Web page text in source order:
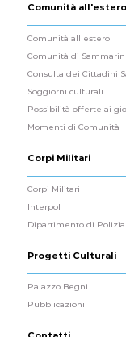
Comunità all'estero
Comunità all'estero
Comunità di
Consulta dei Cittadini
Soggiorni culturali
Possibilità offerte ai
Momenti di Comunità
Corpi Militari
Corpi Militari
Interpol
Dipartimento di Polizia
Progetti Culturali
Palazzo Begni
Pubblicazioni